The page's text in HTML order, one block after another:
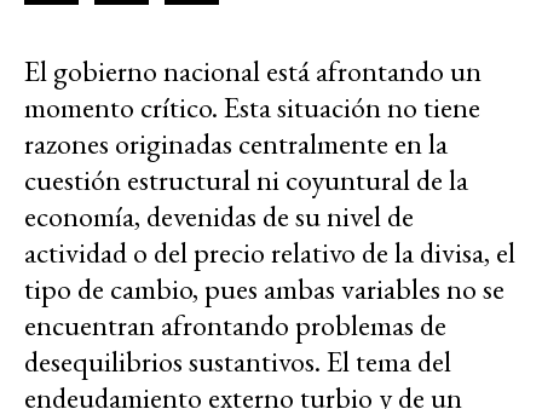
El gobierno nacional está afrontando un
momento crítico. Esta situación no tiene
razones originadas centralmente en la
cuestión estructural ni coyuntural de la
economía, devenidas de su nivel de
actividad o del precio relativo de la divisa, el
tipo de cambio, pues ambas variables no se
encuentran afrontando problemas de
desequilibrios sustantivos. El tema del
endeudamiento externo turbio y de un